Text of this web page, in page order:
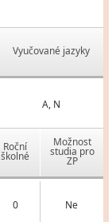
Vyučované jazyky
A, N
Roční
školné
Možnost
studia pro
ZP
0 Ne